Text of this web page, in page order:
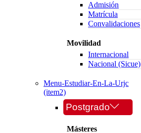
Admisión
Matrícula
Convalidaciones
Movilidad
Internacional
Nacional (Sicue)
Menu-Estudiar-En-La-Urjc
(item2)
Postgrado
Másteres